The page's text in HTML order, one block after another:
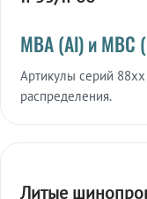
МВА (Al) и МВС
Артикулы серий
распределения.
Литые